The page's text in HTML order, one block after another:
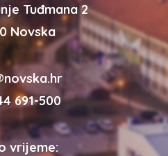
Tuđmana 2
Novska
691-500
vrijeme: